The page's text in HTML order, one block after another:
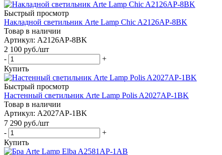
Быстрый просмотр
Накладной светильник Arte Lamp Chic A2126AP-8BK
Товар в наличии
Артикул: A2126AP-8BK
2 100 руб./шт
-
+
Купить
Быстрый просмотр
Настенный светильник Arte Lamp Polis A2027AP-1BK
Товар в наличии
Артикул: A2027AP-1BK
7 290 руб./шт
-
+
Купить